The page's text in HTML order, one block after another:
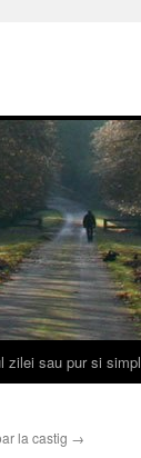
zilei sau pur si
la castig →